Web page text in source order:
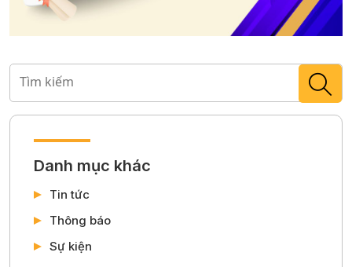
Danh mục khác
Tin tức
Thông báo
Sự kiện